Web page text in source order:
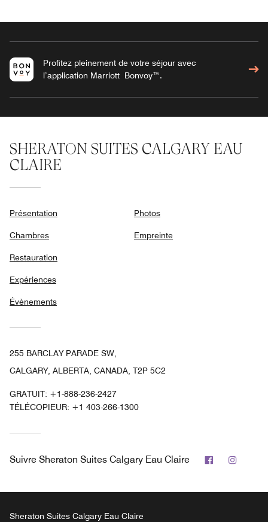
Profitez pleinement de votre séjour avec
l’application Marriott Bonvoy™.
SHERATON SUITES CALGARY EAU
CLAIRE
Présentation
Chambres
Restauration
Expériences
Évènements
Photos
Empreinte
255 BARCLAY PARADE SW,
CALGARY, ALBERTA, CANADA, T2P 5C2
GRATUIT: +1-888-236-2427
TÉLÉCOPIEUR: +1 403-266-1300
Suivre Sheraton Suites Calgary Eau Claire Facebook
Sheraton Suites Calgary Eau Claire